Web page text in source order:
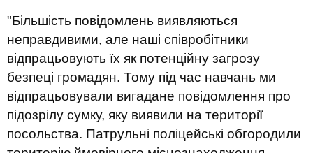
"Більшість повідомлень виявляються
неправдивими, але наші співробітники
відпрацьовують їх як потенційну загрозу
безпеці громадян. Тому під час навчань ми
відпрацьовували вигадане повідомлення про
підозрілу сумку, яку виявили на території
посольства. Патрульні поліцейські обгородили